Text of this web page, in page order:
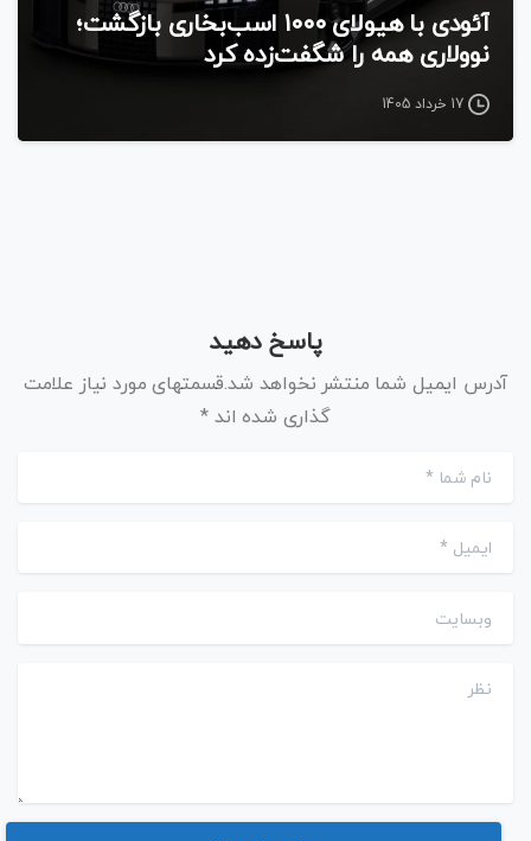
آئودی با هیولای ۱۰۰۰ اسب‌بخاری بازگشت؛
نوولاری همه را شگفت‌زده کرد
17 خرداد 1405
پاسخ دهید
آدرس ایمیل شما منتشر نخواهد شد.قسمتهای مورد نیاز علامت
گذاری شده اند *
نام شما*
ایمیل *
وبسایت
نظر